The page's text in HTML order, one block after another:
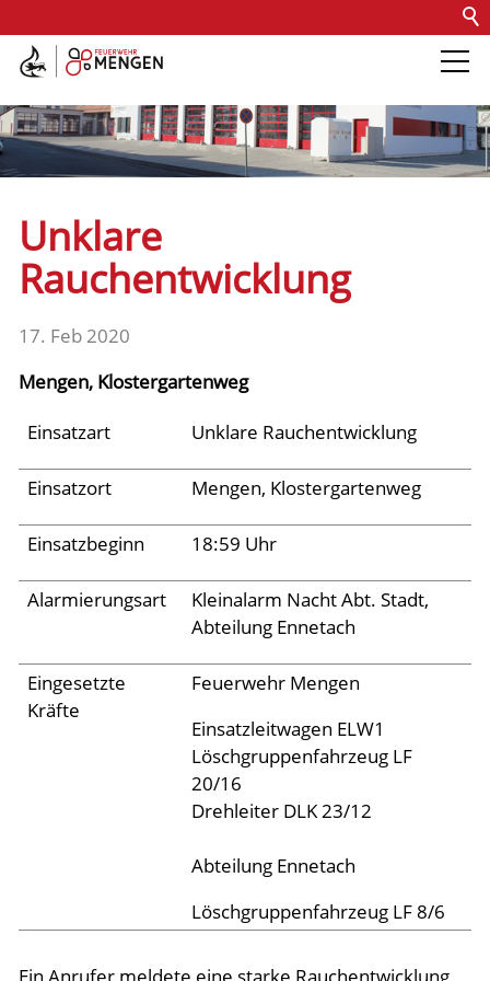
Kontakt Impressum
Barrierefreiheit
Die Feuerwehr
Fachdienste
Fahrzeuge
Einsätze
Jugend
Aktuelles
Links
Unklare
Rauchentwicklung
17. Feb 2020
Mengen, Klostergartenweg
Einsatzart
Unklare Rauchentwicklung
Einsatzort Mengen, Klostergartenweg
Einsatzbeginn 18:59 Uhr
Alarmierungsart
Kleinalarm Nacht Abt. Stadt,
Abteilung Ennetach
Eingesetzte
Kräfte
Feuerwehr Mengen
Einsatzleitwagen ELW1
Löschgruppenfahrzeug LF
20/16
Drehleiter DLK 23/12
Abteilung Ennetach
Löschgruppenfahrzeug LF 8/6